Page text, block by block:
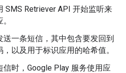
SMS Retriever API 开始监听来
送一条短信，其中包含要发回到
以及用于标识应用的哈希值。
信时，Google Play 服务使用应